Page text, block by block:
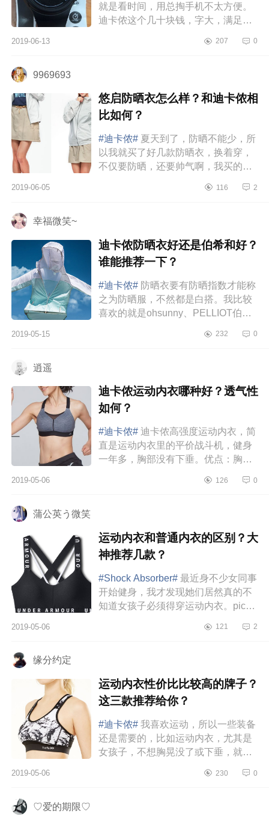
就是看时间，用总掏手机不太方便。
迪卡侬这个几十块钱，字大，满足我
档。背后防水设计。皮带是橡胶的...
2019-06-13 207 0
9969693
悠启防晒衣怎么样？和迪卡侬相
比如何？
#迪卡侬# 夏天到了，防晒不能少，所
以我就买了好几款防晒衣，换着穿，
不仅要防晒，还要帅气啊，我买的是
防晒衣优点：1.便宜到手价为69，...
2019-06-05 116 2
幸福微笑~
迪卡侬防晒衣好还是伯希和好？
谁能推荐一下？
#迪卡侬# 防晒衣要有防晒指数才能称
之为防晒服，不然都是白搭。我比较
喜欢的就是ohsunny、PELLIOT伯希
1.ohsunny防晒指数：UPF50+ 透气
2019-05-15 232 0
逍遥
迪卡侬运动内衣哪种好？透气性
如何？
#迪卡侬# 迪卡侬高强度运动内衣，简
直是运动内衣里的平价战斗机，健身
一年多，胸部没有下垂。优点：胸部
汗；没有海绵垫，卫生；价格适
2019-05-06 126 0
蒲公英う微笑
运动内衣和普通内衣的区别？大
神推荐几款？
#Shock Absorber# 最近身不少女同事
开始健身，我才发现她们居然真的不
知道女孩子必须得穿运动内衣。pick
穿的运动内衣，实在是非常重要了。
2019-05-06 121 2
缘分约定
运动内衣性价比比较高的牌子？
这三款推荐给你？
#迪卡侬# 我喜欢运动，所以一些装备
还是需要的，比如运动内衣，尤其是
女孩子，不想胸晃没了或下垂，就一
衣。运动内衣最要紧是什么，防震...
2019-05-06 230 0
♡爱的期限♡